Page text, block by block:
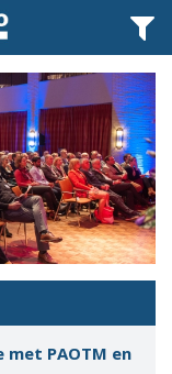
PAOTM en